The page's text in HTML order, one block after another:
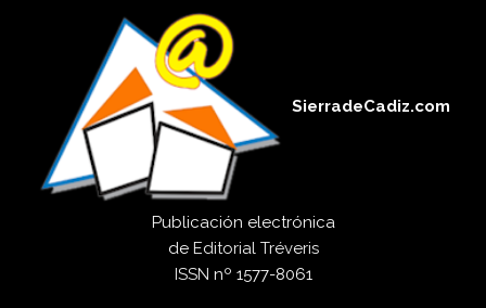
SierradeCadiz.com
Publicación electrónica
de Editorial Tréveris
ISSN nº 1577-8061